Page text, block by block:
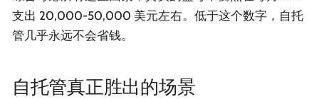
支出 20,000-50,000 美元左右。低于这个数字，自托
管几乎永远不会省钱。
自托管真正胜出的场景